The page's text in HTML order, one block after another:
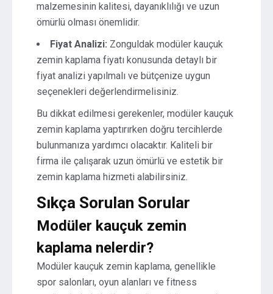
malzemesinin kalitesi, dayanıklılığı ve uzun
ömürlü olması önemlidir.
Fiyat Analizi: Zonguldak modüler kauçuk
zemin kaplama fiyatı konusunda detaylı bir
fiyat analizi yapılmalı ve bütçenize uygun
seçenekleri değerlendirmelisiniz.
Bu dikkat edilmesi gerekenler, modüler kauçuk
zemin kaplama yaptırırken doğru tercihlerde
bulunmanıza yardımcı olacaktır. Kaliteli bir
firma ile çalışarak uzun ömürlü ve estetik bir
zemin kaplama hizmeti alabilirsiniz.
Sıkça Sorulan Sorular
Modüler kauçuk zemin
kaplama nelerdir?
Modüler kauçuk zemin kaplama, genellikle
spor salonları, oyun alanları ve fitness